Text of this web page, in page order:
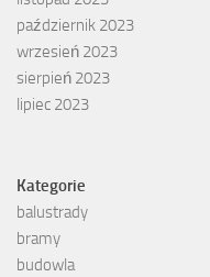
październik 2023
wrzesień 2023
sierpień 2023
lipiec 2023
Kategorie
balustrady
bramy
budowla